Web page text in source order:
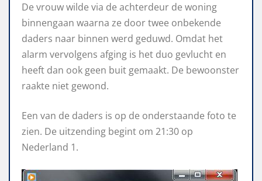
De vrouw wilde via de achterdeur de woning
binnengaan waarna ze door twee onbekende
daders naar binnen werd geduwd. Omdat het
alarm vervolgens afging is het duo gevlucht en
heeft dan ook geen buit gemaakt. De bewoonster
raakte niet gewond.
Een van de daders is op de onderstaande foto te
zien. De uitzending begint om 21:30 op
Nederland 1.